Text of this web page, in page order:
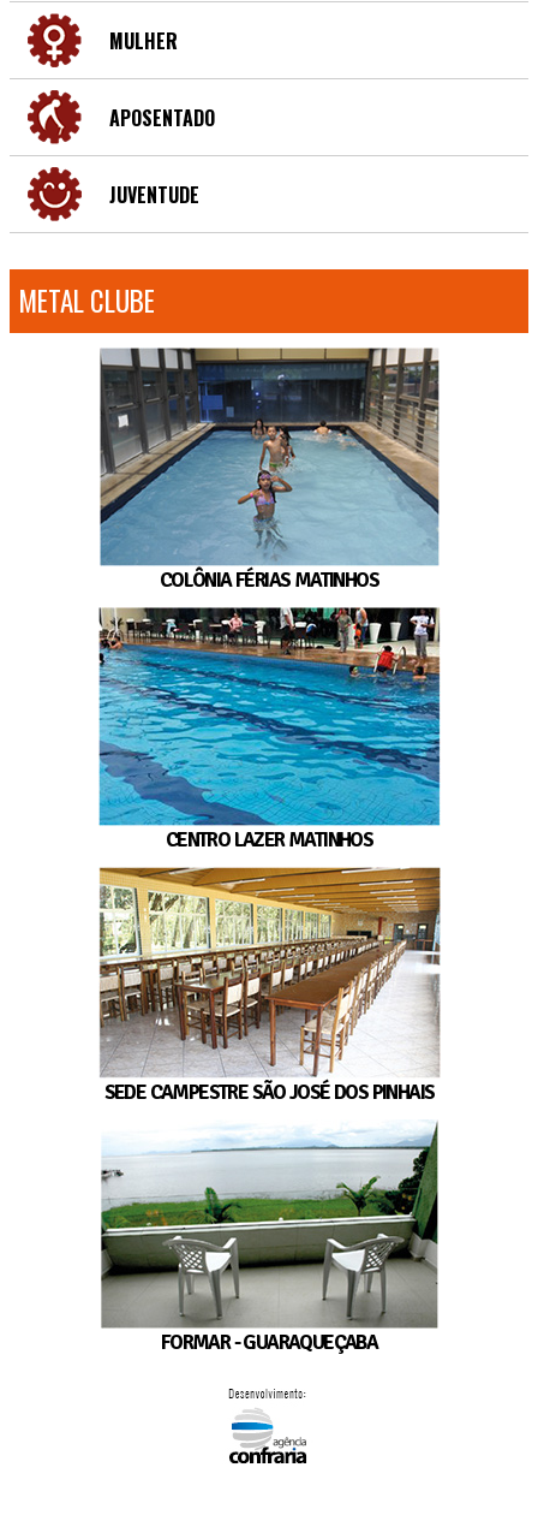
MULHER
APOSENTADO
JUVENTUDE
METAL CLUBE
COLÔNIA FÉRIAS MATINHOS
CENTRO LAZER MATINHOS
SEDE CAMPESTRE SÃO JOSÉ DOS PINHAIS
FORMAR - GUARAQUEÇABA